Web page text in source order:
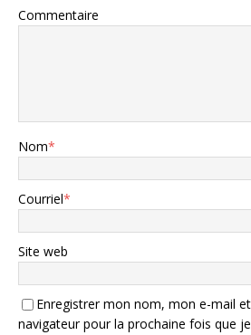
Commentaire
Nom*
Courriel*
Site web
Enregistrer mon nom, mon e-mail
navigateur pour la prochaine fois que